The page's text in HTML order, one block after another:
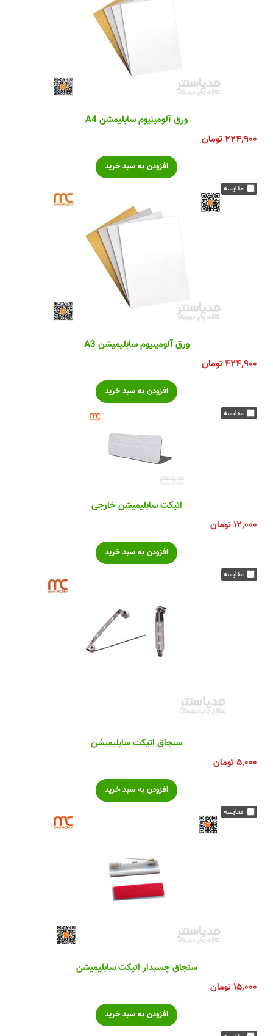
ورق آلومینیوم سابلیمشن A4
۲۲۴,۹۰۰تومان
ورق آلومینیوم سابلیمیشن A3
۴۲۴,۹۰۰تومان
اتیکت سابلیمیشن خارجی
۱۲,۰۰۰تومان
سنجاق اتیکت سابلیمیشن
۵,۰۰۰تومان
سنجاق چسبدار اتیکت سابلیمیشن
۱۵,۰۰۰تومان